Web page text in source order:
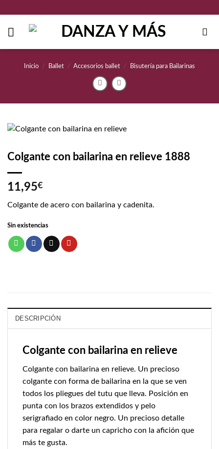
contenido
Inicio / Ballet / Accesorios ballet / Bisutería para Bailarinas
Colgante con bailarina en relieve 1888
11,95€
Colgante de acero con bailarina y cadenita.
Sin existencias
DESCRIPCIÓN
Colgante con bailarina en relieve
Colgante con bailarina en relieve. Un precioso
colgante con forma de bailarina en la que se ven
todos los pliegues del tutu que lleva. Posición en
punta con los brazos extendidos y pelo
serigrafiado en color negro. Un precioso detalle
para regalar o darte un capricho con la afición que
más te gusta.